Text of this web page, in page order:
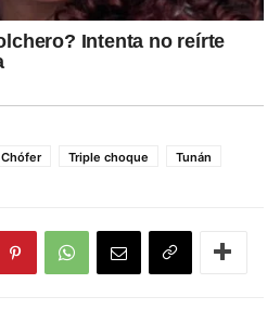
Chófer Triple choque Tunán